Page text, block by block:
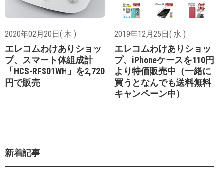
2020年02月20日( 木 )
エレコムわけありショッ
プ、スマート体組成計
「HCS-RFS01WH」を2,720
円で販売
2019年12月25日( 水 )
エレコムわけありショッ
プ、iPhoneケースを110円
より特価販売中（一緒に
買うとなんでも送料無料
キャンペーン中）
新着記事